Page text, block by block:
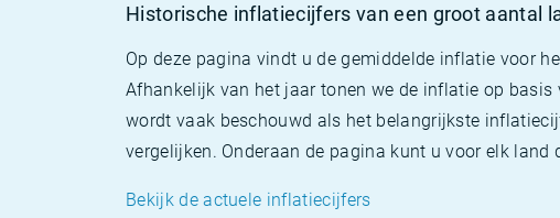
Historische inflatiecijfers van een groot aantal
Op deze pagina vindt u de gemiddelde inflatie voor
Afhankelijk van het jaar tonen we de inflatie op basis
wordt vaak beschouwd als het belangrijkste
vergelijken. Onderaan de pagina kunt u voor elk
Bekijk de actuele inflatiecijfers